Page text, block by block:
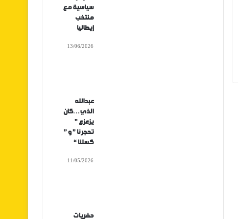
سياسية مع
منتخب
إيطاليا
13/06/2026
عبدالله
الذي…كان
يزعزع ”
تحجرنا ” و ”
كسلنا “
11/05/2026
حفريات